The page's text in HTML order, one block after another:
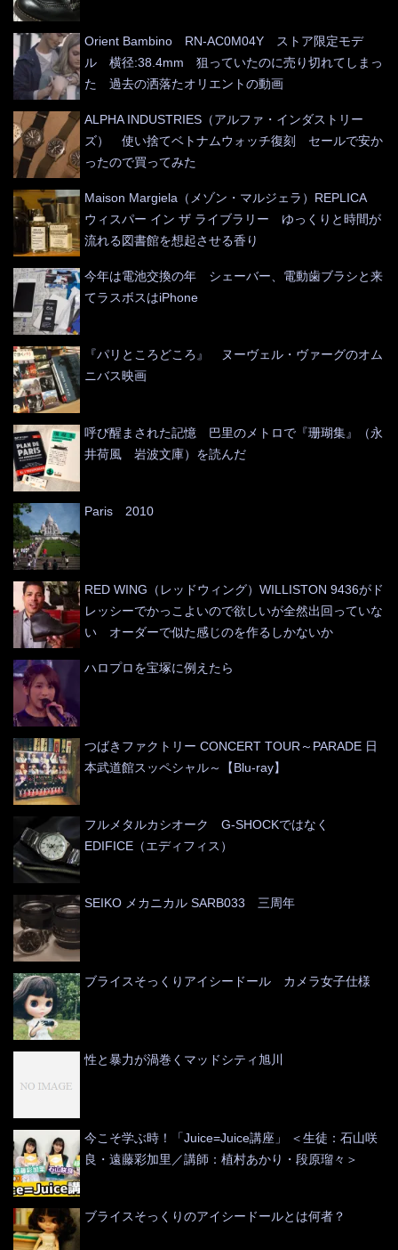
Orient Bambino RN-AC0M04Y ストア限定モデ
ル 横径:38.4mm 狙っていたのに売り切れてしまっ
た 過去の洒落たオリエントの動画
ALPHA INDUSTRIES（アルファ・インダストリー
ズ） 使い捨てベトナムウォッチ復刻 セールで安か
ったので買ってみた
Maison Margiela（メゾン・マルジェラ）REPLICA
ウィスパー イン ザ ライブラリー ゆっくりと時間が
流れる図書館を想起させる香り
今年は電池交換の年 シェーバー、電動歯ブラシと来
てラスボスはiPhone
『パリところどころ』 ヌーヴェル・ヴァーグのオム
ニバス映画
呼び醒まされた記憶 巴里のメトロで『珊瑚集』（永
井荷風 岩波文庫）を読んだ
Paris 2010
RED WING（レッドウィング）WILLISTON 9436がド
レッシーでかっこよいので欲しいが全然出回っていな
い オーダーで似た感じのを作るしかないか
ハロプロを宝塚に例えたら
つばきファクトリー CONCERT TOUR～PARADE 日
本武道館スッペシャル～【Blu-ray】
フルメタルカシオーク G-SHOCKではなく
EDIFICE（エディフィス）
SEIKO メカニカル SARB033 三周年
ブライスそっくりアイシードール カメラ女子仕様
性と暴力が渦巻くマッドシティ旭川
今こそ学ぶ時！「Juice=Juice講座」 ＜生徒：石山咲
良・遠藤彩加里／講師：植村あかり・段原瑠々＞
ブライスそっくりのアイシードールとは何者？